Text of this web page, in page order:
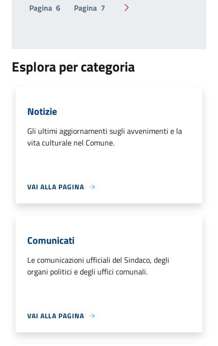
Pagina 6 Pagina 7 Pagina successiva
Esplora per categoria
Notizie
Gli ultimi aggiornamenti sugli avvenimenti e la
vita culturale nel Comune.
VAI ALLA PAGINA
Comunicati
Le comunicazioni ufficiali del Sindaco, degli
organi politici e degli uffici comunali.
VAI ALLA PAGINA